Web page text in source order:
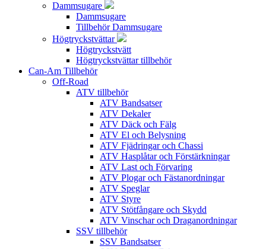
Dammsugare
Dammsugare
Tillbehör Dammsugare
Högtryckstvättar
Högtryckstvätt
Högtryckstvättar tillbehör
Can-Am Tillbehör
Off-Road
ATV tillbehör
ATV Bandsatser
ATV Dekaler
ATV Däck och Fälg
ATV El och Belysning
ATV Fjädringar och Chassi
ATV Hasplåtar och Förstärkningar
ATV Last och Förvaring
ATV Plogar och Fästanordningar
ATV Speglar
ATV Styre
ATV Stötfångare och Skydd
ATV Vinschar och Draganordningar
SSV tillbehör
SSV Bandsatser